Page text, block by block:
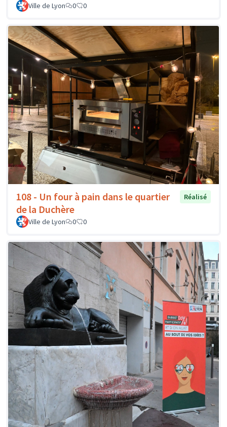
Ville de Lyon
0 0
108 - Un four à pain dans le quartier
de la Duchère
Réalisé
Ville de Lyon 0 0